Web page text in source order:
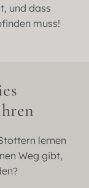
und dass
muss!
lernen
Weg gibt,